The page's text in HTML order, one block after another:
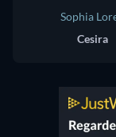
Sophia
Cesira